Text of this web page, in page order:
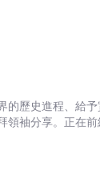
歷史進程、給
袖分享。正在